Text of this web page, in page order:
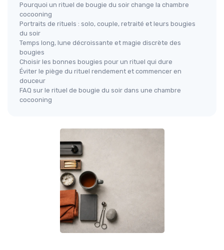
Pourquoi un rituel de bougie du soir change la chambre
cocooning
Portraits de rituels : solo, couple, retraité et leurs bougies
du soir
Temps long, lune décroissante et magie discrète des
bougies
Choisir les bonnes bougies pour un rituel qui dure
Éviter le piège du rituel rendement et commencer en
douceur
FAQ sur le rituel de bougie du soir dans une chambre
cocooning